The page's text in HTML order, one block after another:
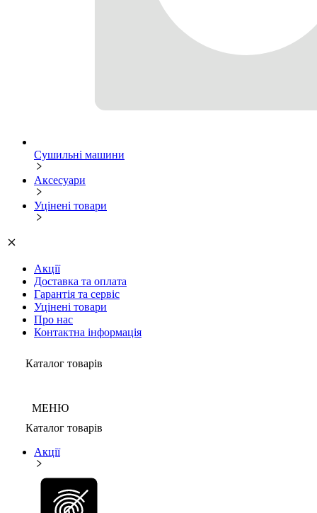
Сушильні машини
Аксесуари
Уцінені товари
Акції
Доставка та оплата
Гарантія та сервіс
Уцінені товари
Про нас
Контактна інформація
Каталог товарів
МЕНЮ
Каталог товарів
Акції